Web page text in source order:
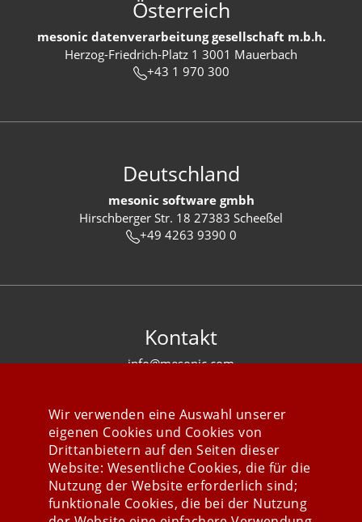
Österreich
mesonic datenverarbeitung gesellschaft m.b.h.
Herzog-Friedrich-Platz 1 3001 Mauerbach
+43 1 970 300
Deutschland
mesonic software gmbh
Hirschberger Str. 18 27383 Scheeßel
+49 4263 9390 0
Kontakt
info@mesonic.com
Stay connected
Wir verwenden eine Auswahl unserer
eigenen Cookies und Cookies von
Drittanbietern auf den Seiten dieser
Website: Wesentliche Cookies, die für die
Nutzung der Website erforderlich sind;
funktionale Cookies, die bei der Nutzung